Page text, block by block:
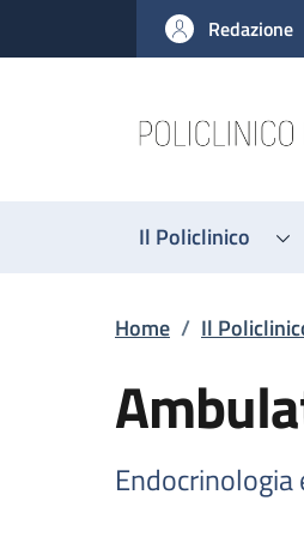
al contenuto principale
to footer content
Redazione
Il Policlinico
Briciole
Home / Il